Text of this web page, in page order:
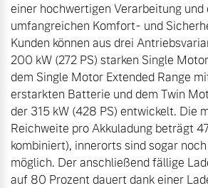
einer hochwertigen Verarbeitung und
umfangreichen Komfort- und
Kunden können aus drei
200 kW (272 PS) starken Single
dem Single Motor Extended Range
erstarkten Batterie und dem Twin
der 315 kW (428 PS) entwickelt. Die
Reichweite pro Akkuladung beträgt
kombiniert), innerorts sind sogar
möglich. Der anschließend fällige
auf 80 Prozent dauert dank einer